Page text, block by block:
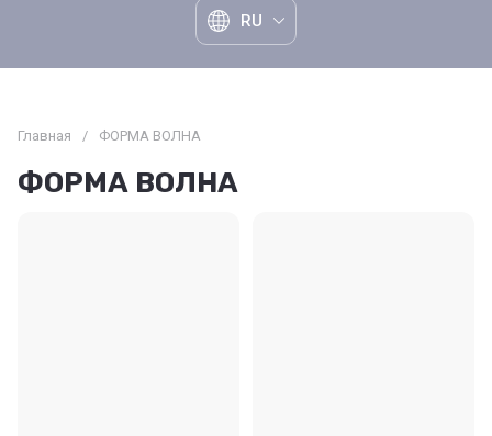
RU
Главная / ФОРМА ВОЛНА
ФОРМА ВОЛНА